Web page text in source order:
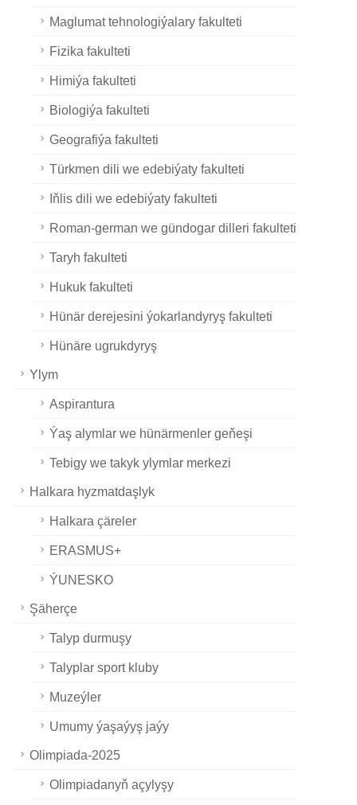
Maglumat tehnologiýalary fakulteti
Fizika fakulteti
Himiýa fakulteti
Biologiýa fakulteti
Geografiýa fakulteti
Türkmen dili we edebiýaty fakulteti
Iňlis dili we edebiýaty fakulteti
Roman-german we gündogar dilleri fakulteti
Taryh fakulteti
Hukuk fakulteti
Hünär derejesini ýokarlandyryş fakulteti
Hünäre ugrukdyryş
Ylym
Aspirantura
Ýaş alymlar we hünärmenler geňeşi
Tebigy we takyk ylymlar merkezi
Halkara hyzmatdaşlyk
Halkara çäreler
ERASMUS+
ÝUNESKO
Şäherçe
Talyp durmuşy
Talyplar sport kluby
Muzeýler
Umumy ýaşaýyş jaýy
Olimpiada-2025
Olimpiadanyň açylyşy